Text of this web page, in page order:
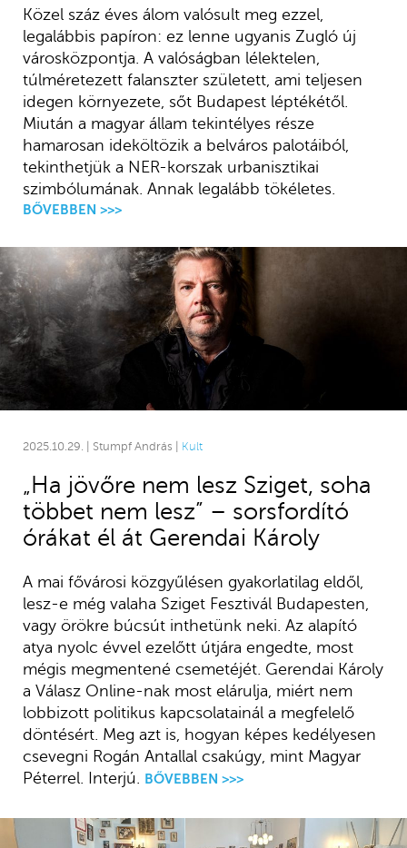
Közel száz éves álom valósult meg ezzel,
legalábbis papíron: ez lenne ugyanis Zugló új
városközpontja. A valóságban lélektelen,
túlméretezett falanszter született, ami teljesen
idegen környezete, sőt Budapest léptékétől.
Miután a magyar állam tekintélyes része
hamarosan ideköltözik a belváros palotáiból,
tekinthetjük a NER-korszak urbanisztikai
szimbólumának. Annak legalább tökéletes.
BŐVEBBEN >>>
2025.10.29. | Stumpf András | Kult
„Ha jövőre nem lesz Sziget, soha
többet nem lesz” – sorsfordító
órákat él át Gerendai Károly
A mai fővárosi közgyűlésen gyakorlatilag eldől,
lesz-e még valaha Sziget Fesztivál Budapesten,
vagy örökre búcsút inthetünk neki. Az alapító
atya nyolc évvel ezelőtt útjára engedte, most
mégis megmentené csemetéjét. Gerendai Károly
a Válasz Online-nak most elárulja, miért nem
lobbizott politikus kapcsolatainál a megfelelő
döntésért. Meg azt is, hogyan képes kedélyesen
csevegni Rogán Antallal csakúgy, mint Magyar
Péterrel. Interjú. BŐVEBBEN >>>